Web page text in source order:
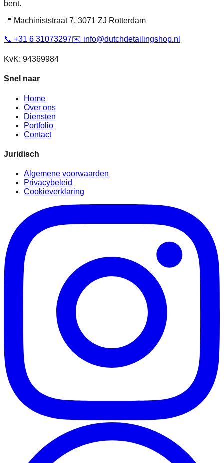
bent.
📍 Machiniststraat 7, 3071 ZJ Rotterdam
📞 +31 6 31073297✉️ info@dutchdetailingshop.nl
KvK: 94369984
Snel naar
Home
Over ons
Diensten
Portfolio
Contact
Juridisch
Algemene voorwaarden
Privacybeleid
Cookieverklaring